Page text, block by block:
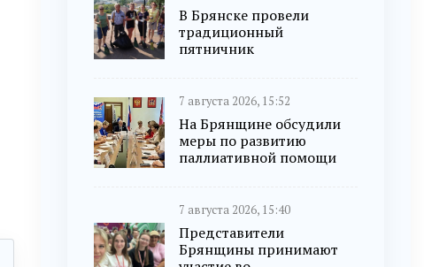
В Брянске провели
традиционный
пятничник
7 августа 2026, 15:52
На Брянщине обсудили
меры по развитию
паллиативной помощи
7 августа 2026, 15:40
Представители
Брянщины принимают